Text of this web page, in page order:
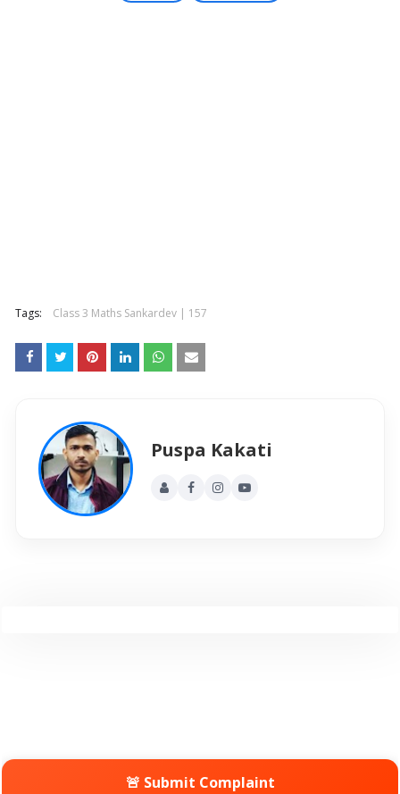
Tags: Class 3 Maths Sankardev | 157
Puspa Kakati
🚨 Submit Complaint